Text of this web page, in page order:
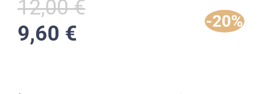
12,00 €
9,60 €
-20%